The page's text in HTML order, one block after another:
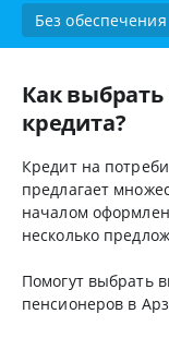
Без обеспечения
Как
кредита?
Кредит на
предлагает
началом
несколько
Помогут выбрать
пенсионеров в